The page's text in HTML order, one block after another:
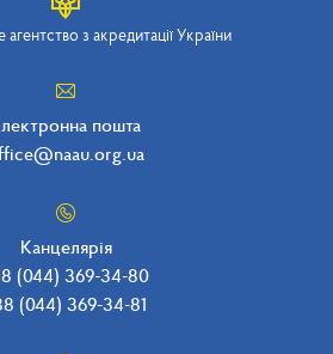
з акредитації України
пошта
Канцелярія
(044) 369-34-80
(044) 369-34-81